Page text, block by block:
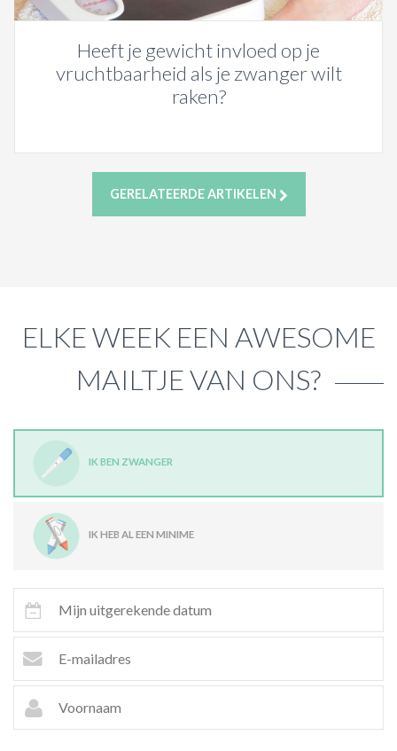
Heeft je gewicht invloed op je
vruchtbaarheid als je zwanger wilt
raken?
GERELATEERDE ARTIKELEN
ELKE WEEK EEN AWESOME
MAILTJE VAN ONS?
IK BEN ZWANGER
IK HEB AL EEN MINIME